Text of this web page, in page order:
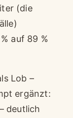
(die
auf 89 %
Lob –
ergänzt:
deutlich